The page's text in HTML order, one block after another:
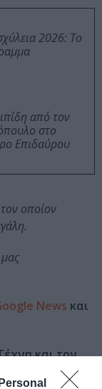
2026: Το
από τον
στο
Επιδαύρου
οποίον
News και
και τον